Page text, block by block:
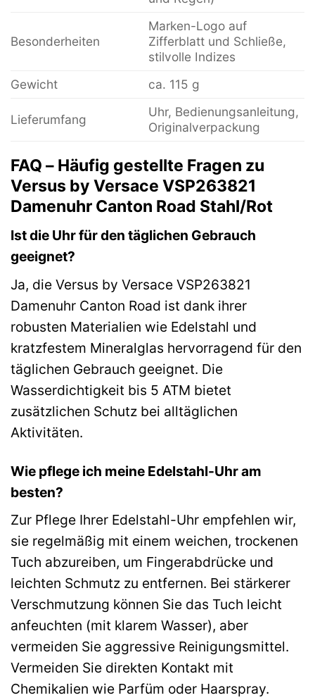
Besonderheiten
Marken-Logo auf
Zifferblatt und Schließe,
stilvolle Indizes
Gewicht
ca. 115 g
Lieferumfang
Uhr, Bedienungsanleitung,
Originalverpackung
FAQ – Häufig gestellte Fragen zu
Versus by Versace VSP263821
Damenuhr Canton Road Stahl/Rot
Ist die Uhr für den täglichen Gebrauch
geeignet?
Ja, die Versus by Versace VSP263821
Damenuhr Canton Road ist dank ihrer
robusten Materialien wie Edelstahl und
kratzfestem Mineralglas hervorragend für den
täglichen Gebrauch geeignet. Die
Wasserdichtigkeit bis 5 ATM bietet
zusätzlichen Schutz bei alltäglichen
Aktivitäten.
Wie pflege ich meine Edelstahl-Uhr am
besten?
Zur Pflege Ihrer Edelstahl-Uhr empfehlen wir,
sie regelmäßig mit einem weichen, trockenen
Tuch abzureiben, um Fingerabdrücke und
leichten Schmutz zu entfernen. Bei stärkerer
Verschmutzung können Sie das Tuch leicht
anfeuchten (mit klarem Wasser), aber
vermeiden Sie aggressive Reinigungsmittel.
Vermeiden Sie direkten Kontakt mit
Chemikalien wie Parfüm oder Haarspray.